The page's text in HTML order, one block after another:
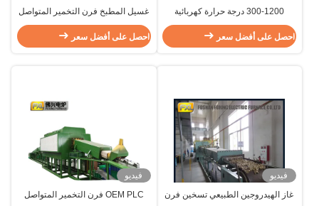
300-1200 درجة حرارة كهربائية
الهيدروجين الساطع فرن التسخين
لأدوات المطبخ من الفولاذ المقاوم
للصدأ
احصل على أفضل سعر
غسيل المطبخ فرن التخمير المتواصل
المشرق
احصل على أفضل سعر
فيديو
غاز الهيدروجين الطبيعي تسخين فرن
فيديو
OEM PLC فرن التخمير المتواصل